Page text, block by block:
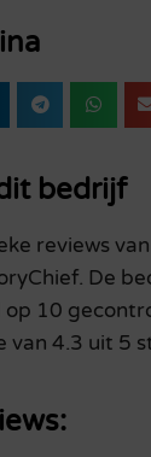
bedrijf
reviews
De
10
van 4.3 uit 5